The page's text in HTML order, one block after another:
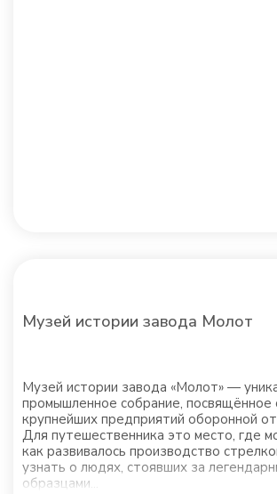
Музей истории завода Молот
Музей истории завода «Молот» —
промышленное собрание, посвящённое
крупнейших предприятий оборонной
Для путешественника это место, где
как развивалось производство
узнать о людях, стоявших за
образцами...